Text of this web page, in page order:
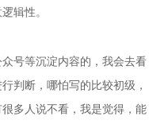
辑性。
号等沉淀内容的，我会去看
判断，哪怕写的比较初级，
多人说不看，我是觉得，能